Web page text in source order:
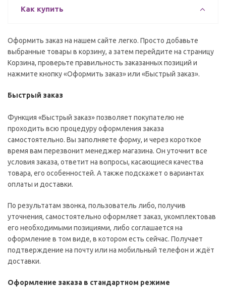
Как купить
Оформить заказ на нашем сайте легко. Просто добавьте
выбранные товары в корзину, а затем перейдите на страницу
Корзина, проверьте правильность заказанных позиций и
нажмите кнопку «Оформить заказ» или «Быстрый заказ».
Быстрый заказ
Функция «Быстрый заказ» позволяет покупателю не
проходить всю процедуру оформления заказа
самостоятельно. Вы заполняете форму, и через короткое
время вам перезвонит менеджер магазина. Он уточнит все
условия заказа, ответит на вопросы, касающиеся качества
товара, его особенностей. А также подскажет о вариантах
оплаты и доставки.
По результатам звонка, пользователь либо, получив
уточнения, самостоятельно оформляет заказ, укомплектовав
его необходимыми позициями, либо соглашается на
оформление в том виде, в котором есть сейчас. Получает
подтверждение на почту или на мобильный телефон и ждёт
доставки.
Оформление заказа в стандартном режиме